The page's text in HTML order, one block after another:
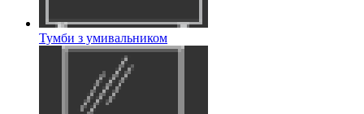
Тумби з умивальником